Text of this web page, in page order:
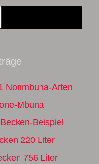
Nonmbuna-Arten
Mbuna
Beispiel
220 Liter
756 Liter